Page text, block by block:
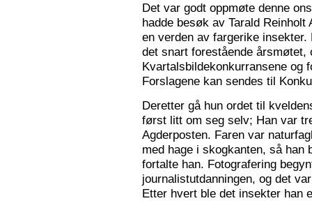
Det var godt oppmøte denne
hadde besøk av Tarald
en verden av fargerike
det snart forestående
Kvartalsbildekonkurransene og
Forslagene kan sendes til
Deretter gå hun ordet til
først litt om seg selv; Han var
Agderposten. Faren var
med hage i skogkanten, så han
fortalte han. Fotografering
journalistutdanningen, og det
Etter hvert ble det insekter han